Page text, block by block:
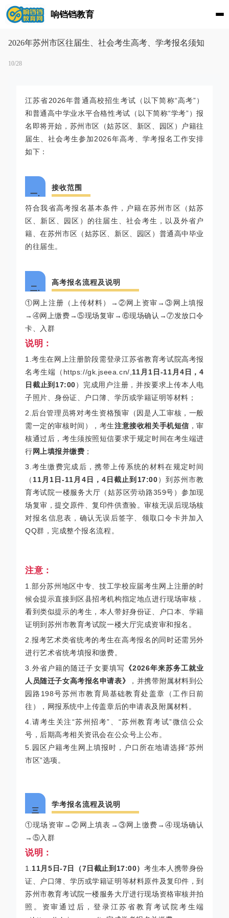
响铛铛教育
2026年苏州市区往届生、社会考生高考、学考报名须知
10/28
江苏省2026年普通高校招生考试（以下简称“高考”）
和普通高中学业水平合格性考试（以下简称“学考”）报
名即将开始，苏州市区（姑苏区、新区、园区）户籍往
届生、社会考生参加2026年高考、学考报名工作安排
如下：
一.
接收范围
符合我省高考报名基本条件，户籍在苏州市区（姑苏
区、新区、园区）的往届生、社会考生，以及外省户
籍、在苏州市区（姑苏区、新区、园区）普通高中毕业
的往届生。
二.
高考报名流程及说明
①网上注册（上传材料）→②网上资审→③网上填报
→④网上缴费→⑤现场复审→⑥现场确认→⑦发放口令
卡、入群
说明：
1.考生在网上注册阶段需登录江苏省教育考试院高考报
名考生端（https://gk.jseea.cn/, 11月1日-11月4日，4
日截止到17:00）完成用户注册，并按要求上传本人电
子照片、身份证、户口簿、学历或学籍证明等材料；
2.后台管理员将对考生资格预审（因是人工审核，一般
需一定的审核时间），考生注意接收相关手机短信 ，审
核通过后，考生须按照短信要求于规定时间在考生端进
行网上填报并缴费 ；
3.考生缴费完成后，携带上传系统的材料在规定时间
（ 11月1日-11月4日，4日截止到17:00）到苏州市教
育考试院一楼服务大厅（姑苏区劳动路359号）参加现
场复审，提交原件、复印件供查验。审核无误后现场核
对报名信息表，确认无误后签字、领取口令卡并加入
QQ群，完成整个报名流程。
注意：
1.部分苏州地区中专、技工学校应届考生网上注册的时
候会提示直接到区县招考机构指定地点进行现场审核，
看到类似提示的考生，本人带好身份证、户口本、学籍
证明到苏州市教育考试院一楼大厅完成资审和报名。
2.报考艺术类省统考的考生在高考报名的同时还需另外
进行艺术省统考填报和缴费。
3.外省户籍的随迁子女要填写
《2026年来苏务工就业
人员随迁子女高考报名申请表》
，并携带附属材料到公
园路198号苏州市教育局基础教育处盖章（工作日前
往），网报系统中上传盖章后的申请表及附属材料。
4.请考生关注“苏州招考”、“苏州教育考试”微信公众
号，后期高考相关资讯会在公众号上公布。
5.园区户籍考生网上填报时，户口所在地请选择“苏州
市区”选项。
三
学考报名流程及说明
①现场资审→②网上填表→③网上缴费→④现场确认
→⑤入群
说明：
1. 11月5日-7日（7日截止到17:00）考生本人携带身份
证、户口簿、学历或学籍证明等材料原件及复印件，到
苏州市教育考试院一楼服务大厅进行现场资格审核并拍
照。资审通过后，登录江苏省教育考试院考生端